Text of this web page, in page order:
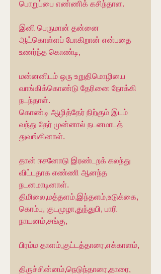
பொறுப்பை எண்ணிக் கசிந்தாள.
இனி பெருமான் தன்னை
ஆட்கொள்ளப் போகிறான் என்பதை
உணர்ந்த கொண்டி,
மன்னனிடம் ஒரு உறுதிமொழியை
வாங்கிக்கொண்டு தேரினை நோக்கி
நடந்தாள்.
கொண்டி ஆழித்தேர் நிற்கும் இடம்
வந்து தேர் முன்னால் நடனமாடத்
துவங்கினாள்.
தான் ஈசனோடு இரண்டறக் கலந்து
விட்டதாக எண்ணி ஆனந்த
நடனமாடினாள்.
திமிலை,மத்தளம்,இந்தளம்,உடுக்கை,
கொம்பு, குடமுழா,துந்துபி, பாரி
நாயனம்,சங்கு,
பிரம்ம தாளம்,குட்டத்தாரை,எக்காளம்,
திருச்சின்னம்,நெடுந்தாரை,தாரை,